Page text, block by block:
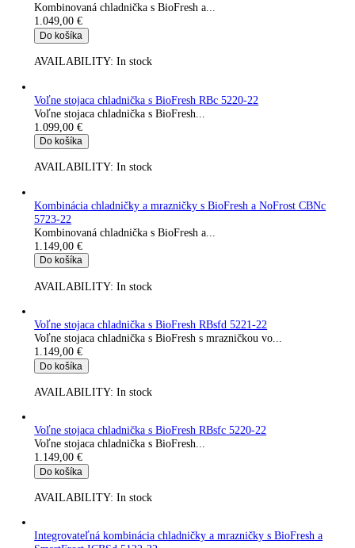
Zoradiť:
Kombinácia chladničky a mrazničky s BioFresh a NoFrost
572i-22
Do košíka
AVAILABILITY:In stock
Voľne stojaca chladnička s BioFresh RBc 5220-22
Do košíka
AVAILABILITY:
Kombinácia chladničky a mrazničky s BioFresh a NoFrost
Kombinovaná chladnička s BioFresh a...
1.149,00€
Do košíka
Voľne stojaca chladnička s BioFresh RBsfd 5221-22